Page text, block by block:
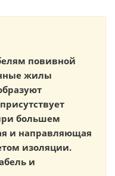
повивной
жилы
большем
и направляющая
изоляции.
и